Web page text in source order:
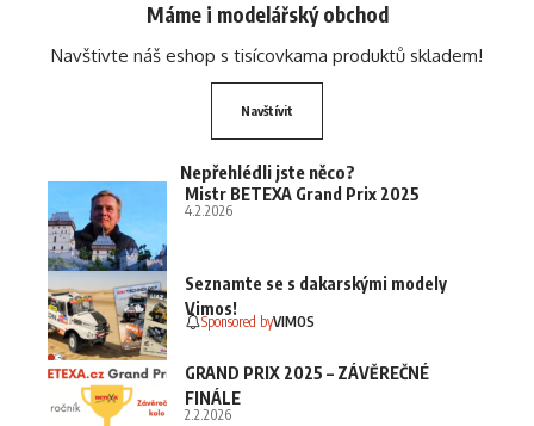
Máme i modelářský obchod
Navštivte náš eshop s tisícovkama produktů skladem!
Navštívit
Nepřehlédli jste něco?
Mistr BETEXA Grand Prix 2025
4.2.2026
Seznamte se s dakarskými modely
Vimos!
Sponsored byVIMOS
GRAND PRIX 2025 – ZÁVĚREČNÉ
FINÁLE
2.2.2026